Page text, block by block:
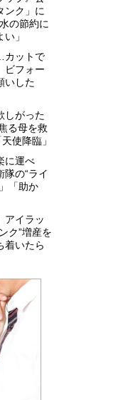
ンク」に
の節約に
」
カットで
フォー
いした
しがった
る母を救
使降臨」
に運べ
の“ライ
「助か
アイラッ
ク”増産を
いたら